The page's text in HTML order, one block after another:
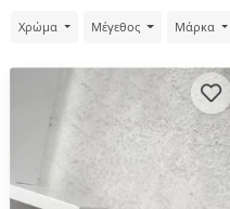
Χρώμα Μέγεθος Μάρκα